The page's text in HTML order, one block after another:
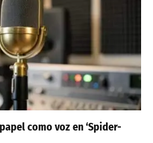
como voz en ‘Spider-